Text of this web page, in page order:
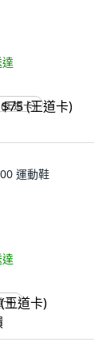
王道卡)
運動鞋
卡)